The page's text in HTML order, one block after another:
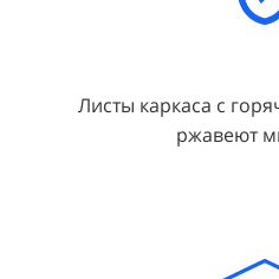
Листы каркаса с
ржавеют